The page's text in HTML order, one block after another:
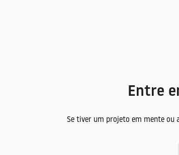
Entre
Se tiver um projeto em mente ou